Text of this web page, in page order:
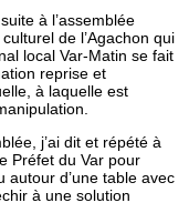
à l’assemblée
de l’Agachon qui
local Var-Matin se fait
reprise et
à laquelle est
j’ai dit et répété à
Préfet du Var pour
autour d’une table avec
à une solution